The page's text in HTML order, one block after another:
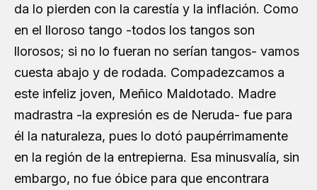
da lo pierden con la carestía y la inflación. Como
en el lloroso tango -todos los tangos son
llorosos; si no lo fueran no serían tangos- vamos
cuesta abajo y de rodada. Compadezcamos a
este infeliz joven, Meñico Maldotado. Madre
madrastra -la expresión es de Neruda- fue para
él la naturaleza, pues lo dotó paupérrimamente
en la región de la entrepierna. Esa minusvalía, sin
embargo, no fue óbice para que encontrara